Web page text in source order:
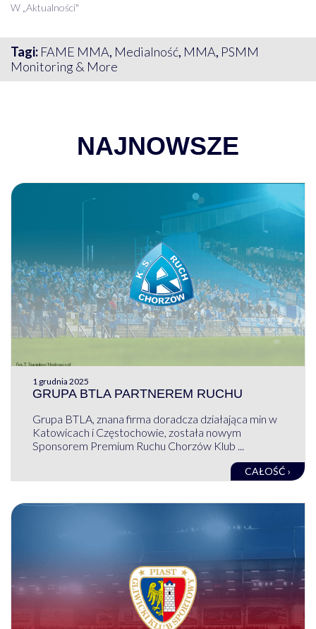
W „Aktualności"
Tagi: FAME MMA, Medialność, MMA, PSMM
Monitoring & More
NAJNOWSZE
1 grudnia 2025
GRUPA BTLA PARTNEREM RUCHU
Grupa BTLA, znana firma doradcza działająca min w
Katowicach i Częstochowie, została nowym
Sponsorem Premium Ruchu Chorzów Klub ...
CAŁOŚĆ ›